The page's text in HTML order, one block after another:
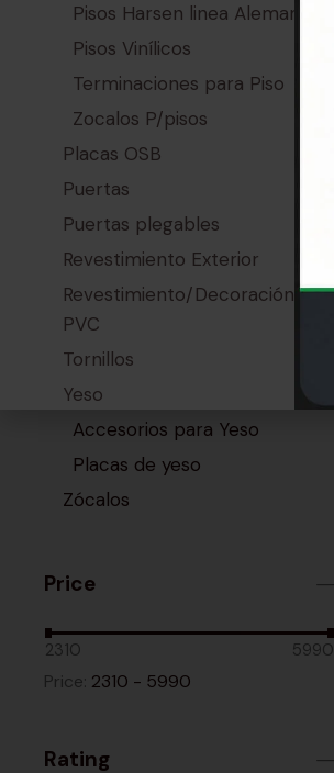
Pisos Harsen linea Alemana
Pisos Vinílicos
Terminaciones para Piso
Zocalos P/pisos
Placas OSB
Puertas
Puertas plegables
Revestimiento Exterior
Revestimiento/Decoración
PVC
Tornillos
Yeso
Accesorios para Yeso
Placas de yeso
Zócalos
Price
2310 5990
Price: 2310 - 5990
Rating